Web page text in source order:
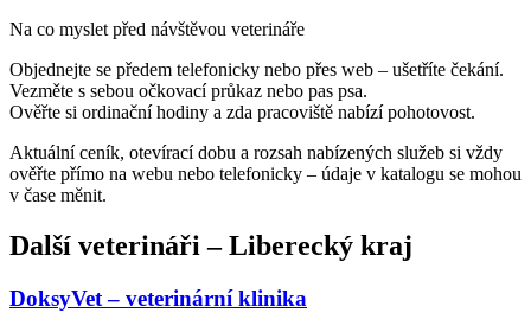
Na co myslet před návštěvou veterináře
Objednejte se předem telefonicky nebo přes web – ušetříte čekání.
Vezměte s sebou očkovací průkaz nebo pas psa.
Ověřte si ordinační hodiny a zda pracoviště nabízí pohotovost.
Aktuální ceník, otevírací dobu a rozsah nabízených služeb si vždy
ověřte přímo na webu nebo telefonicky – údaje v katalogu se mohou
v čase měnit.
Další veterináři –Liberecký kraj
DoksyVet – veterinární klinika